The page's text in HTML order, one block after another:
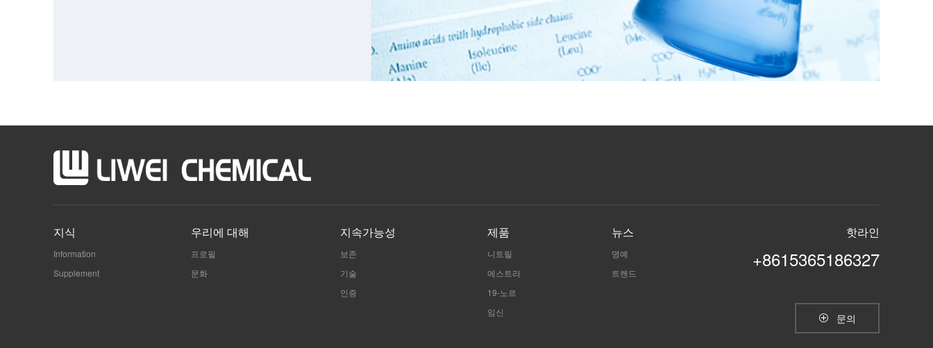
지식
Information
Supplement
우리에 대해
프로필
문화
지속가능성
보존
기술
인증
제품
니트릴
에스트라
19-노르
임신
뉴스
명예
트렌드
핫라인
+8615365186327
 문의